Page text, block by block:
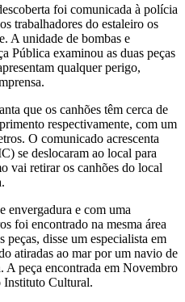
foi comunicada à polícia
trabalhadores do estaleiro os
A unidade de bombas e
Pública examinou as duas peças
qualquer perigo,
que os canhões têm cerca de
respectivamente, com um
O comunicado acrescenta
se deslocaram ao local para
vai retirar os canhões do local
envergadura e com uma
foi encontrado na mesma área
disse um especialista em
atiradas ao mar por um navio de
A peça encontrada em Novembro
Instituto Cultural.